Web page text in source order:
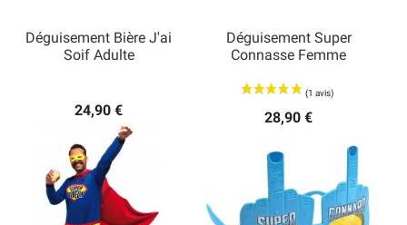
Déguisement Bière J'ai
Soif Adulte
24,90 €
Déguisement Super
Connasse Femme
28,90 €